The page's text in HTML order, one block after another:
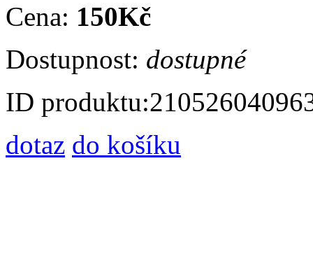
Cena: 150Kč
Dostupnost: dostupné
ID produktu:
dotaz do košíku